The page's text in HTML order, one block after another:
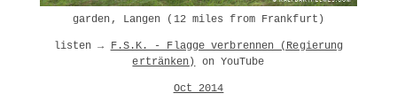
garden, Langen (12 miles from Frankfurt)
listen →
F.S.K. - Flagge verbrennen (Regierung
ertränken)
on YouTube
Oct 2014